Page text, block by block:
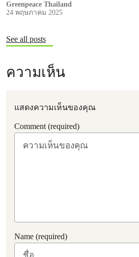
Greenpeace Thailand
24 พฤษภาคม 2025
See all posts
ความเห็น
แสดงความเห็นของคุณ
Comment (required)
Name (required)